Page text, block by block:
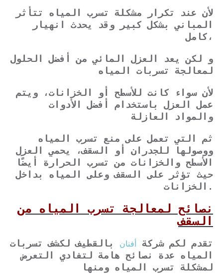
لأن عند تكرار مشكلة تسرب المياه تتأثر
المباني بشكل كبير وقد يحدث انهيار
كامل،
و لكن يعد العزل المائي من أفضل الحلول
لمعالجة تسربات المياه
لأن سواء كانت للأسطح أو الخزانات، ويتم
عمل العزل باستخدام أفضل الأدوات
والمواد العازلة
ثم التي تعمل على منع تسرب المياه
ووصولها للجدران أو السقف، يحمي العزل
الأسطح والخزانات من تسرب الحرارة أيضًا
حيث تؤثر على السقف وعلى المياه بداخل
الخزانات.
نصائح لمعالجة تسرب المياه من
السقف
تقدم لكم شركة أفنان بالقطيف لكشف تسربات
المياه عدة نصائح هامة لتفادي التعرض
لمشكلة تسرب المياه ومنها